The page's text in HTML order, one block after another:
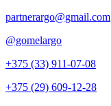
partnerargo@gmail.com
@gomelargo
+375 (33) 911-07-08
+375 (29) 609-12-28